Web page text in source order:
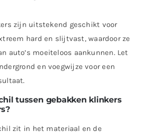
zijn uitstekend geschikt voor
hard en slijtvast, waardoor ze
auto’s moeiteloos aankunnen. Let
en voegwijze voor een
tussen gebakken klinkers
zit in het materiaal en de